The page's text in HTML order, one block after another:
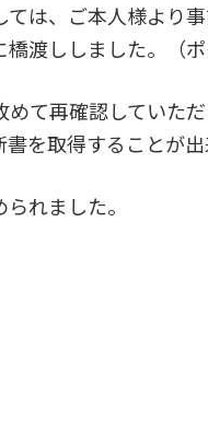
は、ご本人様より
渡ししました。（
て再確認していた
を取得することが出
れました。